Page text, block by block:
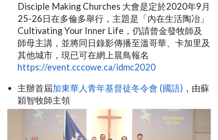
Disciple Making Churches 大會是定於2020年9月
25-26日在多倫多舉行，主題是「內在生活陶冶」
Cultivating Your Inner Life，仍請曾金發牧師及
師母主講，並將同日錄影傳播至溫哥華、卡加里及
其他城市，現已可在網上晨鳥報名
https://event.cccowe.ca/idmc2020
主辦首屆加東華人青年基督徒冬令會 (國語) ，由蘇
穎智牧師主領